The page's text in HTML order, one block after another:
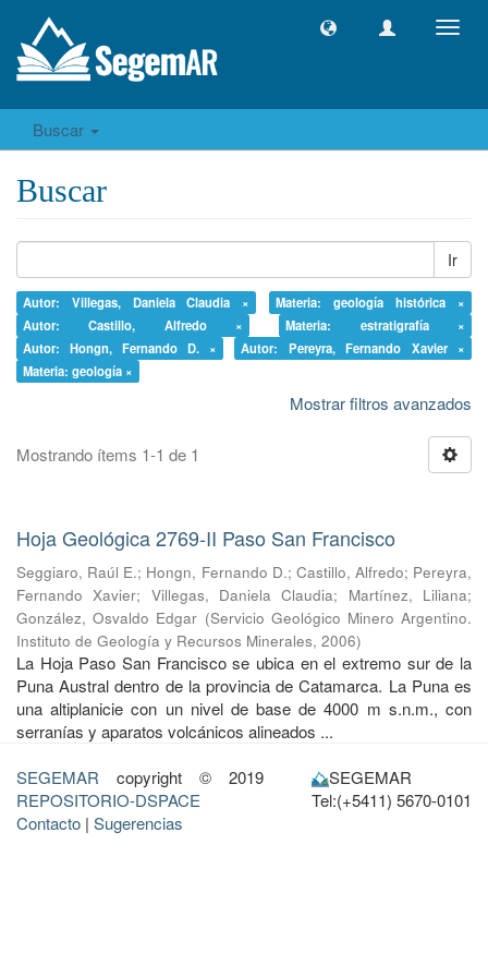
Buscar
Buscar
Ir
Autor: Villegas, Daniela Claudia ×
Materia: geología histórica ×
Autor: Castillo, Alfredo ×
Materia: estratigrafía ×
Autor: Hongn, Fernando D. ×
Autor: Pereyra, Fernando Xavier ×
Materia: geología ×
Mostrar filtros avanzados
Mostrando ítems 1-1 de 1
Hoja Geológica 2769-II Paso San Francisco
Seggiaro, Raúl E.; Hongn, Fernando D.; Castillo, Alfredo; Pereyra,
Fernando Xavier; Villegas, Daniela Claudia; Martínez, Liliana;
González, Osvaldo Edgar (Servicio Geológico Minero Argentino.
Instituto de Geología y Recursos Minerales, 2006)
La Hoja Paso San Francisco se ubica en el extremo sur de la
Puna Austral dentro de la provincia de Catamarca. La Puna es
una altiplanicie con un nivel de base de 4000 m s.n.m., con
serranías y aparatos volcánicos alineados ...
SEGEMAR copyright © 2019
REPOSITORIO-DSPACE
Contacto | Sugerencias
SEGEMAR
Tel:(+5411) 5670-0101